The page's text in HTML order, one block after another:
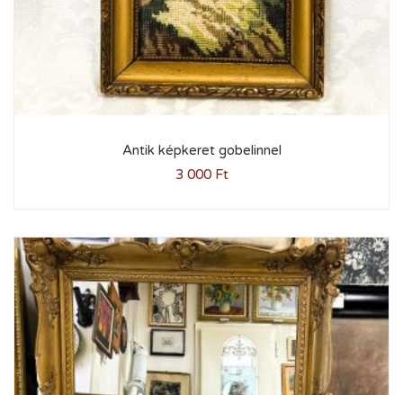
Antik képkeret gobelinnel
3 000 Ft